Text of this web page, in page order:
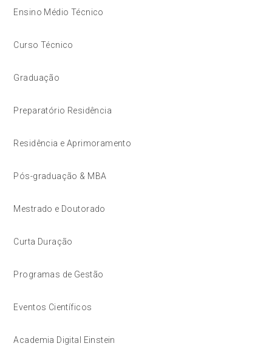
Ensino Médio Técnico
Curso Técnico
Graduação
Preparatório Residência
Residência e Aprimoramento
Pós-graduação & MBA
Mestrado e Doutorado
Curta Duração
Programas de Gestão
Eventos Científicos
Academia Digital Einstein